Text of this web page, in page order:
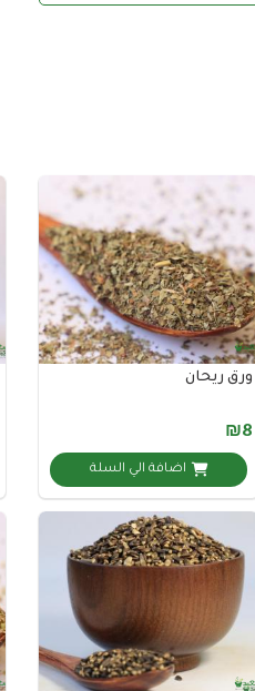
ورق ريحان
₪8
اضافة الي السلة